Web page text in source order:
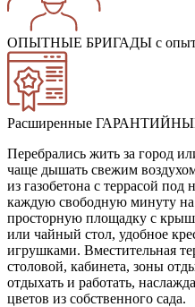
ОПЫТНЫЕ БРИГАДЫ с
Расширенные
Перебрались жить за город
чаще дышать свежим
из газобетона с террасой
каждую свободную минуту
просторную площадку с
или чайный стол, удобное
игрушками. Вместительная
столовой, кабинета, зоны
отдыхать и работать,
цветов из собственного сада.